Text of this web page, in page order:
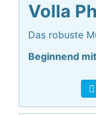
Volla
Das robuste
Beginnend